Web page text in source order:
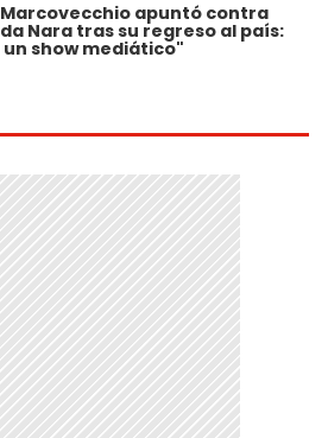
Marcovecchio apuntó contra
Nara tras su regreso al país:
un show mediático"